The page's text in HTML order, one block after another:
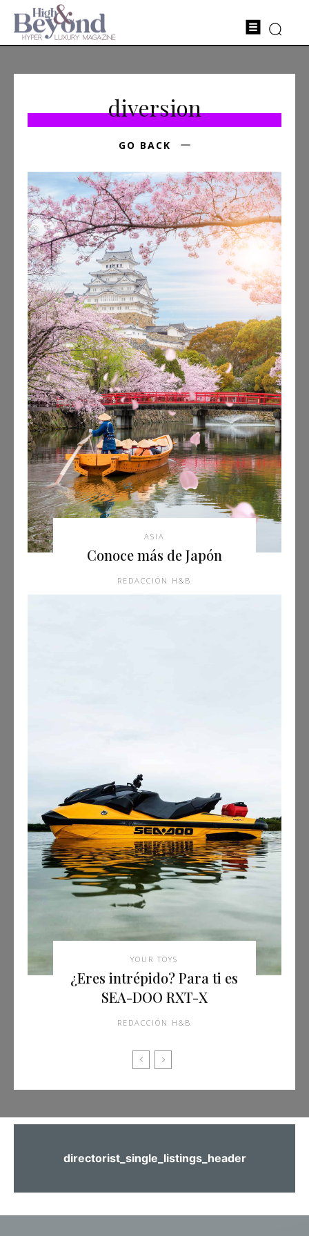
diversion
GO BACK
ASIA
Conoce más de Japón
REDACCIÓN H&B
YOUR TOYS
¿Eres intrépido? Para ti es
SEA-DOO RXT-X
REDACCIÓN H&B
directorist_single_listings_header